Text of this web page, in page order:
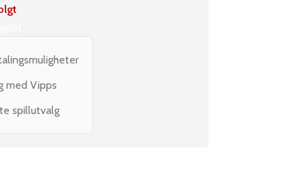
med Vipps
spillutvalg